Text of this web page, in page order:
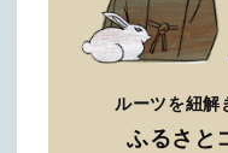
ルーツを紐解
ふるさと